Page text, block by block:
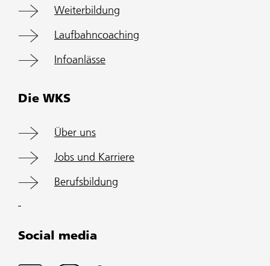
Weiterbildung
Laufbahncoaching
Infoanlässe
Die WKS
Über uns
Jobs und Karriere
Berufsbildung
Social media